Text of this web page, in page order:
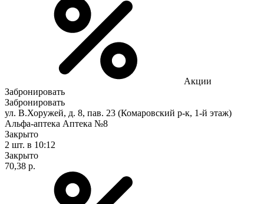
Акции
Забронировать
Забронировать
ул. В.Хоружей, д. 8, пав. 23 (Комаровский р-к, 1-й этаж)
Альфа-аптека Аптека №8
Закрыто
2 шт. в 10:12
Закрыто
70,38 р.